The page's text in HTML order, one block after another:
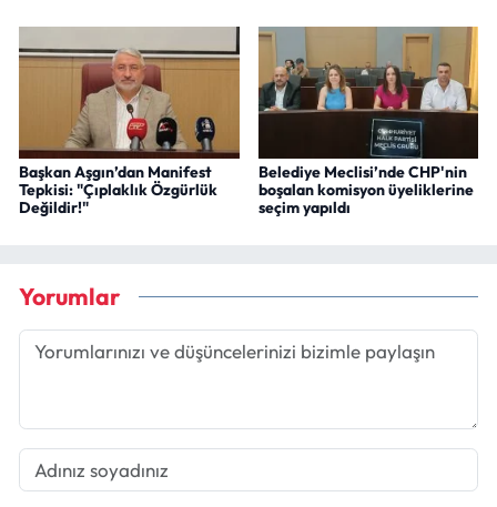
Başkan Aşgın’dan Manifest
Tepkisi: "Çıplaklık Özgürlük
Değildir!"
Belediye Meclisi’nde CHP'nin
boşalan komisyon üyeliklerine
seçim yapıldı
Yorumlar